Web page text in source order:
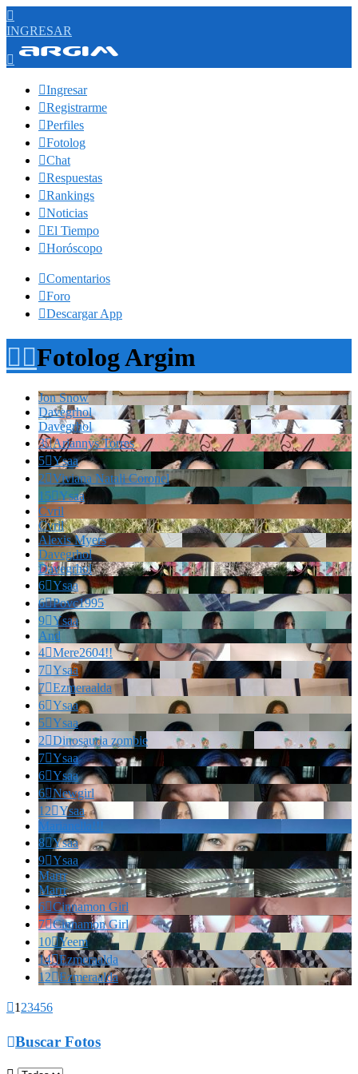

INGRESAR

Ingresar
Registrarme
Perfiles
Fotolog
Chat
Respuestas
Rankings
Noticias
El Tiempo
Horóscopo
Comentarios
Foro
Descargar App
Fotolog Argim
Jon Snow
Davegrhol
Davegrhol
3Ariannys Torres
5Ysaa
2Viviana Natali Coronel
15Ysaa
Cvril
Cvril
Alexis Myers
Davegrhol
Davegrhol
6Ysaa
6Povc1995
9Ysaa
And
4Mere2604!!
7Ysaa
7Ezmeraalda
6Ysaa
5Ysaa
2Dinosauria zombie
7Ysaa
6Ysaa
6Newgirl
12Ysaa
Marianella!!!
8Ysaa
9Ysaa
Marrr
Marrr
6Cinnamon Girl
7Cinnamon Girl
10Yeem
14Ezmeraalda
12Ezmeraalda
1 23456
Buscar Fotos